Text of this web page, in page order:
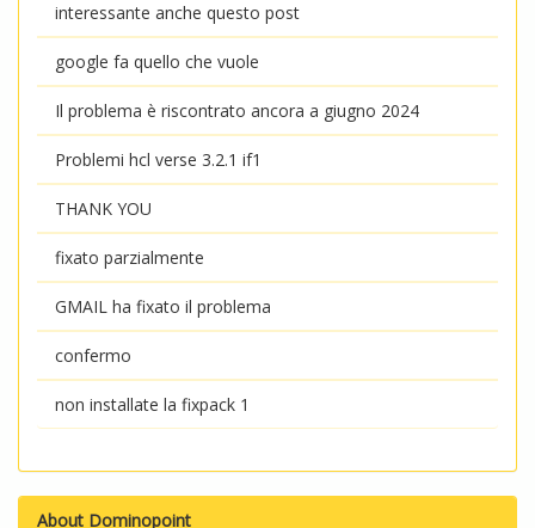
interessante anche questo post
google fa quello che vuole
Il problema è riscontrato ancora a giugno 2024
Problemi hcl verse 3.2.1 if1
THANK YOU
fixato parzialmente
GMAIL ha fixato il problema
confermo
non installate la fixpack 1
About Dominopoint